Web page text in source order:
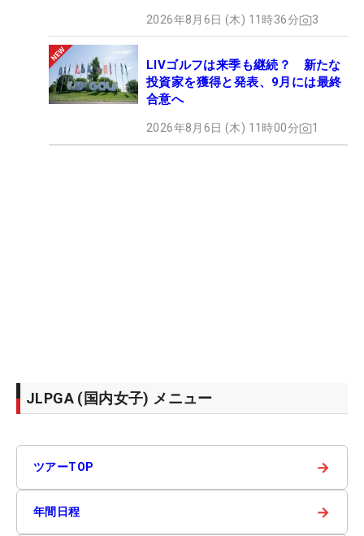
2026年8月6日 (木) 11時36分 3
LIVゴルフは来季も継続？ 新たな
投資家を獲得と発表、9月には最終
合意へ
2026年8月6日 (木) 11時00分 1
JLPGA (国内女子) メニュー
ツアーTOP →
年間日程 →